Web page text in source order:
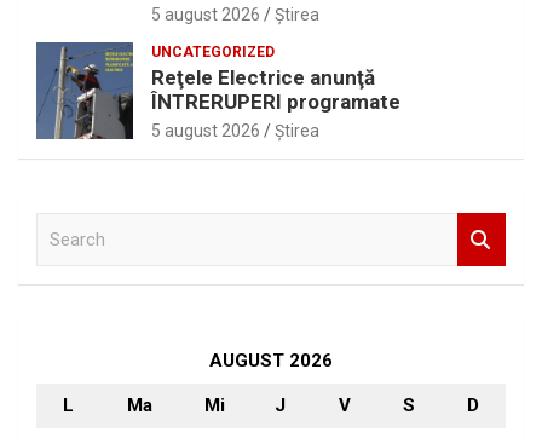
5 august 2026 Ştirea
UNCATEGORIZED
Reţele Electrice anunţă
ÎNTRERUPERI programate
5 august 2026 Ştirea
AUGUST 2026
L Ma Mi J V S D